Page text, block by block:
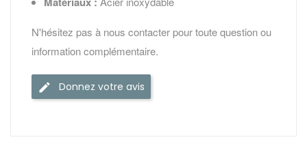
N'hésitez pas à nous contacter pour toute question ou
information complémentaire.
Donnez votre avis